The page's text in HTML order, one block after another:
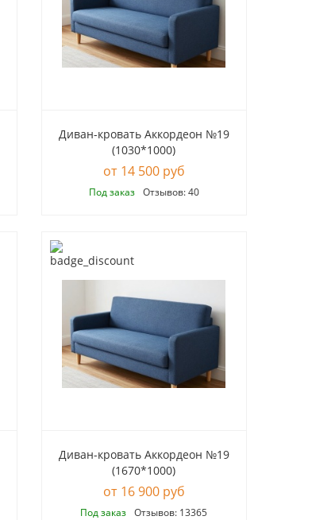
Диван-кровать Аккордеон №19
(1030*1000)
14 500 руб
Под заказ Отзывов: 40
Диван-кровать Аккордеон №19
(1670*1000)
16 900 руб
Под заказ Отзывов: 13365